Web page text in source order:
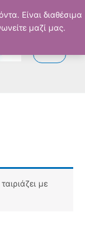
Είναι διαθέσιμα
μαζί μας.
με